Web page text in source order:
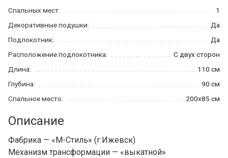
Спальных мест:
1
Декоративные подушки:
Да
Подлокотник:
Да
Расположение подлокотника:
С двух сторон
Длина:
110 см
Глубина:
90 см
Спальное место:
200x85 см
Описание
Фабрика — «М-Стиль» (г.Ижевск)
Механизм трансформации — «выкатной»